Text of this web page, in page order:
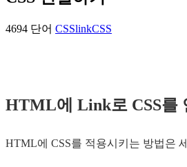
4694 단어 CSSlinkCSS
HTML에 Link로 CSS를
HTML에 CSS를 적용시키는 방법은